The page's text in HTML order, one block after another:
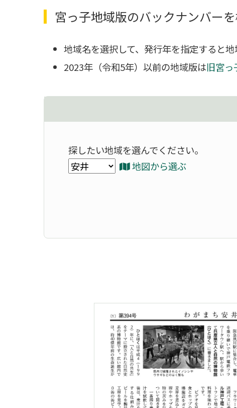
宮っ子地域版のバックナンバー
地域名を選択して、発行年を指定すると地
2023年（令和5年）以前の地域版は旧宮
探したい地域を選んでください。
地図から選ぶ